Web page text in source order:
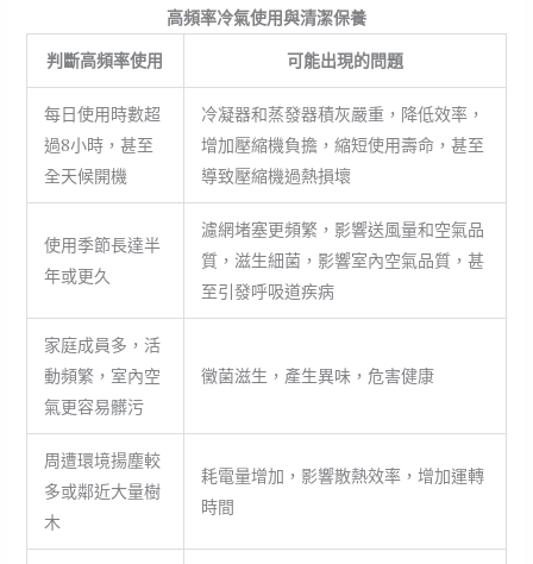
高頻率冷氣使用與清潔保養
判斷高頻率使用
可能出現的問題
每日使用時數超
過8小時，甚至
全天候開機
冷凝器和蒸發器積灰嚴重，降低效率，
增加壓縮機負擔，縮短使用壽命，甚至
導致壓縮機過熱損壞
使用季節長達半
年或更久
濾網堵塞更頻繁，影響送風量和空氣品
質，滋生細菌，影響室內空氣品質，甚
至引發呼吸道疾病
家庭成員多，活
動頻繁，室內空
氣更容易髒污
黴菌滋生，產生異味，危害健康
周遭環境揚塵較
多或鄰近大量樹
木
耗電量增加，影響散熱效率，增加運轉
時間